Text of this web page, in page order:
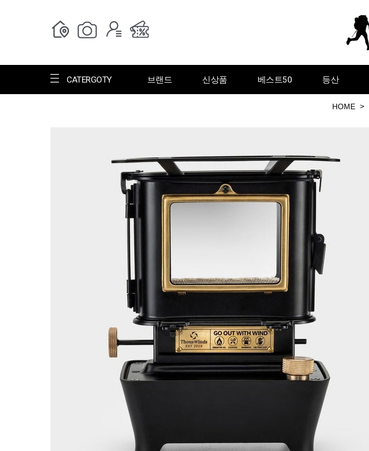
CATERGOTY 브랜드 신상품 베스트50 등산
ㄷ ㄹ ㅂ ㅅ ㅇ ㅈ ㅊ ㅋ ㅌ
그레이웨일디자인
HOME >